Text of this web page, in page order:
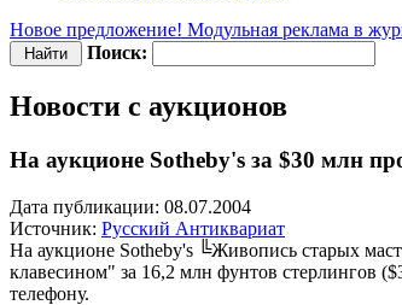
Новое предложение! Модульная реклама в
Поиск:
Новости с аукционов
На аукционе Sotheby's за $30 млн
Дата публикации: 08.07.2004
Источник: Русский Антиквариат
На аукционе Sotheby's ╚Живопись старых
клавесином" за 16,2 млн фунтов стерлингов
телефону.